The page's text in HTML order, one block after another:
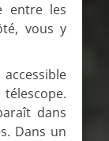
entre les
vous y
télescope.
dans
Dans un